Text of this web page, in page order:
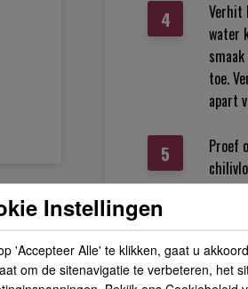
Verhit
water
toe.
apart
Proef
- Eet
Instellingen
'Accepteer Alle' te klikken, gaat u
om de sitenavigatie te verbeteren, het